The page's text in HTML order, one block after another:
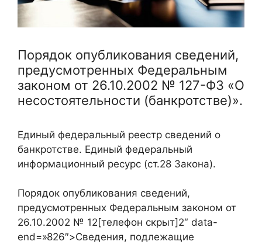
Порядок опубликования сведений,
предусмотренных Федеральным
законом от 26.10.2002 № 127-ФЗ «О
несостоятельности (банкротстве)».
Единый федеральный реестр сведений о
банкротстве. Единый федеральный
информационный ресурс (ст.28 Закона).
Порядок опубликования сведений,
предусмотренных Федеральным законом от
26.10.2002 № 12[телефон скрыт]2″ data-
end=»826″>Сведения, подлежащие